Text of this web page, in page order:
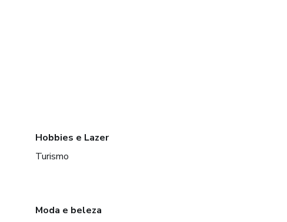
Hobbies e Lazer
Turismo
Moda e beleza